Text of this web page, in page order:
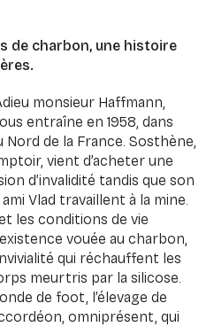
de charbon, une histoire
monsieur Haffmann,
entraîne en 1958, dans
de la France. Sosthène,
vient d’acheter une
d’invalidité tandis que son
Vlad travaillent à la mine.
les conditions de vie
vouée au charbon,
qui réchauffent les
meurtris par la silicose.
de foot, l’élevage de
omniprésent, qui